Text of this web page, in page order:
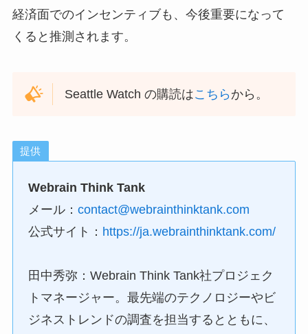
経済面でのインセンティブも、今後重要になって
くると推測されます。
Seattle Watch の購読はこちら から。
提供
Webrain Think Tank
メール：contact@webrainthinktank.com
公式サイト： https://ja.webrainthinktank.com/
田中秀弥：Webrain Think Tank社プロジェク
トマネージャー。最先端のテクノロジーやビ
ジネストレンドの調査を担当するとともに、